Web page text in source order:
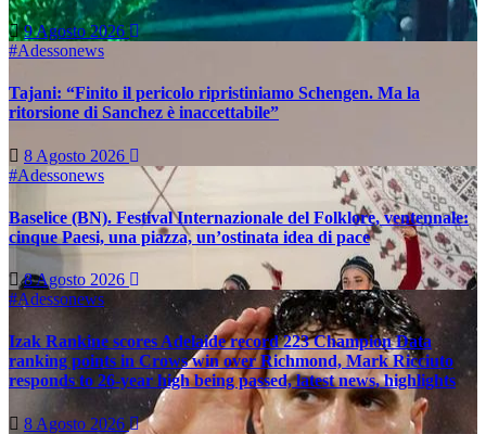
9 Agosto 2026
#Adessonews
Tajani: “Finito il pericolo ripristiniamo Schengen. Ma la
ritorsione di Sanchez è inaccettabile”
8 Agosto 2026
#Adessonews
Baselice (BN). Festival Internazionale del Folklore, ventennale:
cinque Paesi, una piazza, un’ostinata idea di pace
8 Agosto 2026
#Adessonews
Izak Rankine scores Adelaide record 223 Champion Data
ranking points in Crows win over Richmond, Mark Ricciuto
responds to 26-year high being passed, latest news, highlights
8 Agosto 2026